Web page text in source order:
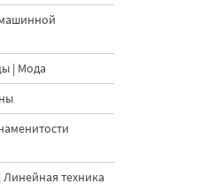
| Мода
техника